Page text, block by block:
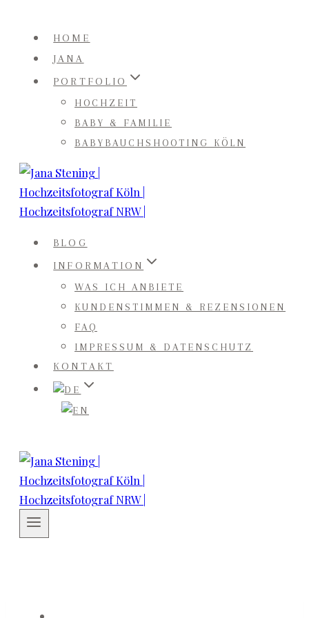
Inhalt
springen
HOME
JANA
PORTFOLIO
HOCHZEIT
BABY & FAMILIE
BABYBAUCHSHOOTING KÖLN
BLOG
INFORMATION
WAS ICH ANBIETE
KUNDENSTIMMEN & REZENSIONEN
FAQ
IMPRESSUM & DATENSCHUTZ
KONTAKT